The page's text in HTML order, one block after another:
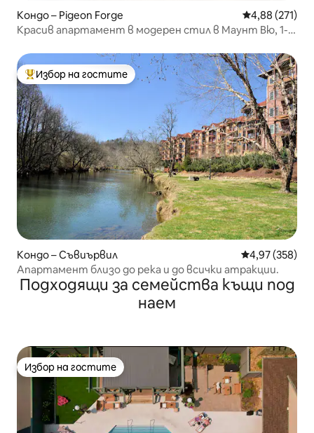
Кондо – Pigeon Forge Средна
4,88 (271)
Красив апартамент в модерен стил в Маунт Вю, 1-
Най-популярен избор на гостите
Избор на гостите
Кондо – Съвиървил Средна
4,97 (358)
Апартамент близо до река и до всички атракции.
Подходящи за семейства къщи под
наем
Избор на гостите
Избор на гостите